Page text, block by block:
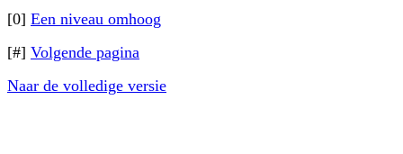
[0] Een niveau omhoog
[#] Volgende pagina
Naar de volledige versie